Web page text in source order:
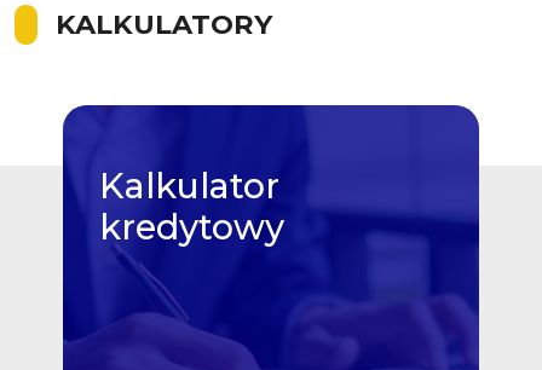
KALKULATORY
Kalkulator
kredytowy